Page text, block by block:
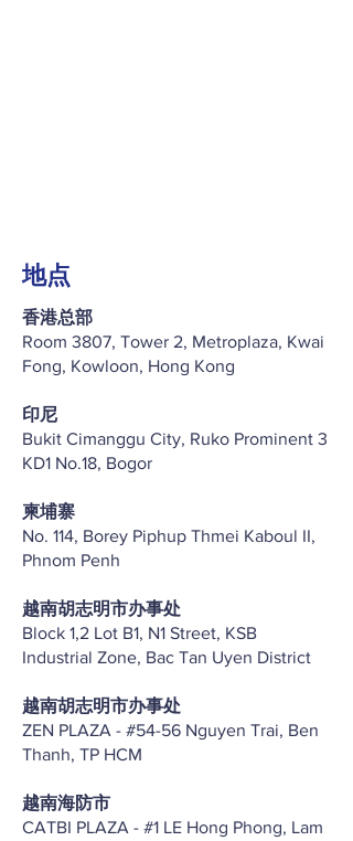
地点
香港总部
Room 3807, Tower 2, Metroplaza, Kwai
Fong, Kowloon, Hong Kong
印尼
Bukit Cimanggu City, Ruko Prominent 3
KD1 No.18, Bogor
柬埔寨
No. 114, Borey Piphup Thmei Kaboul II,
Phnom Penh
越南胡志明市办事处
Block 1,2 Lot B1, N1 Street, KSB
Industrial Zone, Bac Tan Uyen District
越南胡志明市办事处
ZEN PLAZA - #54-56 Nguyen Trai, Ben
Thanh, TP HCM
越南海防市
CATBI PLAZA - #1 LE Hong Phong, Lam